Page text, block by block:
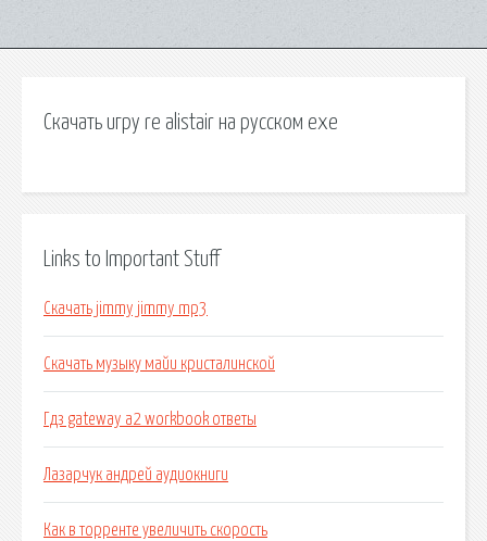
Скачать игру re alistair на русском exe
Links to Important Stuff
Скачать jimmy jimmy mp3
Скачать музыку майи кристалинской
Гдз gateway a2 workbook ответы
Лазарчук андрей аудиокниги
Как в торренте увеличить скорость